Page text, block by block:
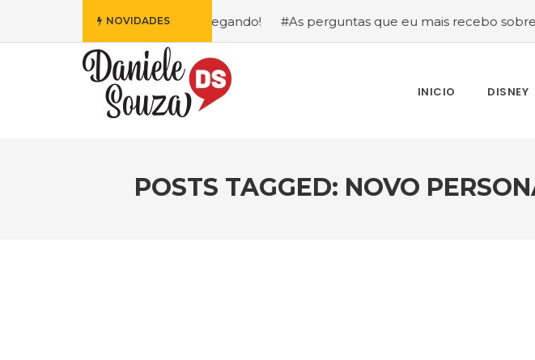
NOVIDADES
Fofa da Disney Está Chegando! #As perguntas que eu mais recebo sobre a
INICIO DISNEY
POSTS TAGGED: NOVO